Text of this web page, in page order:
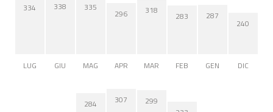
334
LUG
338
GIU
335
MAG
296
APR
318
MAR
283
FEB
287
GEN
240
DIC
284 307 299